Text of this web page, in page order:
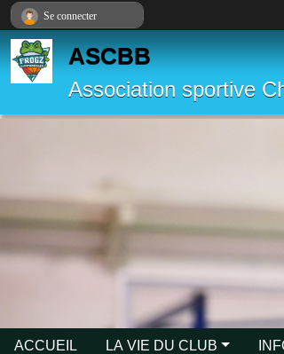
ASCBB
Association sportive
ACCUEIL LA VIE DU CLUB
Se connecter
Panneau de gestion des cookies